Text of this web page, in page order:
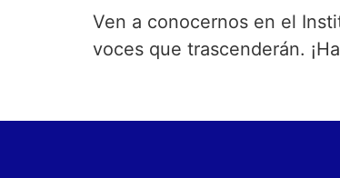
Ven a conocernos en el
voces que trascenderán.